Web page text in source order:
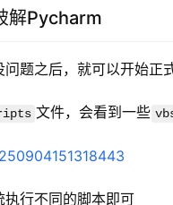
解Pycharm
题之后，就可以开始正
文件，会看到一些
执行不同的脚本即可